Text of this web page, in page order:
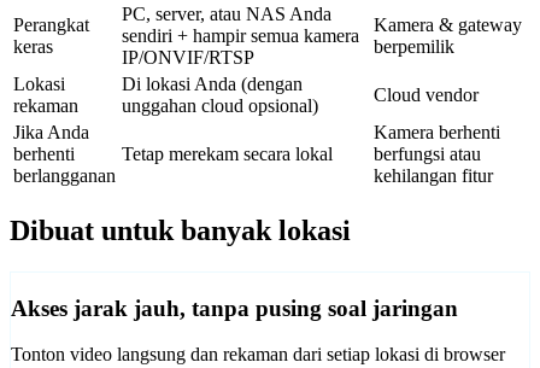
Perangkat
keras
PC, server, atau NAS Anda
sendiri + hampir semua kamera
IP/ONVIF/RTSP
Kamera & gateway
berpemilik
Lokasi
rekaman
Di lokasi Anda (dengan
unggahan cloud opsional)
Cloud vendor
Jika Anda
berhenti
berlangganan
Tetap merekam secara lokal
Kamera berhenti
berfungsi atau
kehilangan fitur
Dibuat untuk banyak lokasi
Akses jarak jauh, tanpa pusing soal jaringan
Tonton video langsung dan rekaman dari setiap lokasi di browser